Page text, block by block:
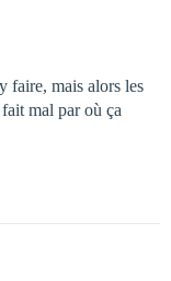
faire, mais alors les
mal par où ça